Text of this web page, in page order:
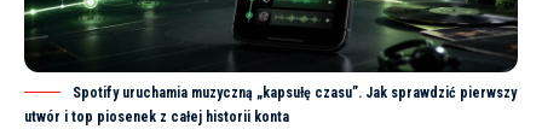
Spotify uruchamia muzyczną „kapsułę czasu”. Jak sprawdzić pierwszy
utwór i top piosenek z całej historii konta